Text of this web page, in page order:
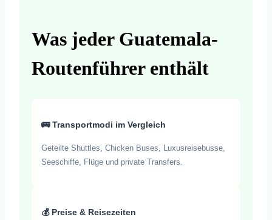
Was jeder Guatemala-
Routenführer enthält
🚌 Transportmodi im Vergleich
Geteilte Shuttles, Chicken Buses, Luxusreisebusse,
Seeschiffe, Flüge und private Transfers.
💰 Preise & Reisezeiten